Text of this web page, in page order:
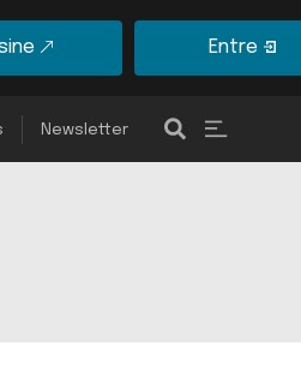
Entre
Newsletter